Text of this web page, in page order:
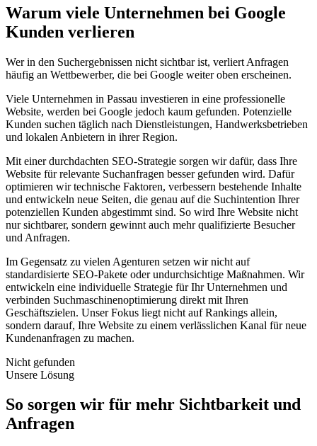
Warum viele Unternehmen bei Google
Kunden verlieren
Wer in den Suchergebnissen nicht sichtbar ist, verliert Anfragen
häufig an Wettbewerber, die bei Google weiter oben erscheinen.
Viele Unternehmen in Passau investieren in eine professionelle
Website, werden bei Google jedoch kaum gefunden. Potenzielle
Kunden suchen täglich nach Dienstleistungen, Handwerksbetrieben
und lokalen Anbietern in ihrer Region.
Mit einer durchdachten SEO-Strategie sorgen wir dafür, dass Ihre
Website für relevante Suchanfragen besser gefunden wird. Dafür
optimieren wir technische Faktoren, verbessern bestehende Inhalte
und entwickeln neue Seiten, die genau auf die Suchintention Ihrer
potenziellen Kunden abgestimmt sind. So wird Ihre Website nicht
nur sichtbarer, sondern gewinnt auch mehr qualifizierte Besucher
und Anfragen.
Im Gegensatz zu vielen Agenturen setzen wir nicht auf
standardisierte SEO-Pakete oder undurchsichtige Maßnahmen. Wir
entwickeln eine individuelle Strategie für Ihr Unternehmen und
verbinden Suchmaschinenoptimierung direkt mit Ihren
Geschäftszielen. Unser Fokus liegt nicht auf Rankings allein,
sondern darauf, Ihre Website zu einem verlässlichen Kanal für neue
Kundenanfragen zu machen.
Nicht gefunden
Unsere Lösung
So sorgen wir für mehr Sichtbarkeit und
Anfragen